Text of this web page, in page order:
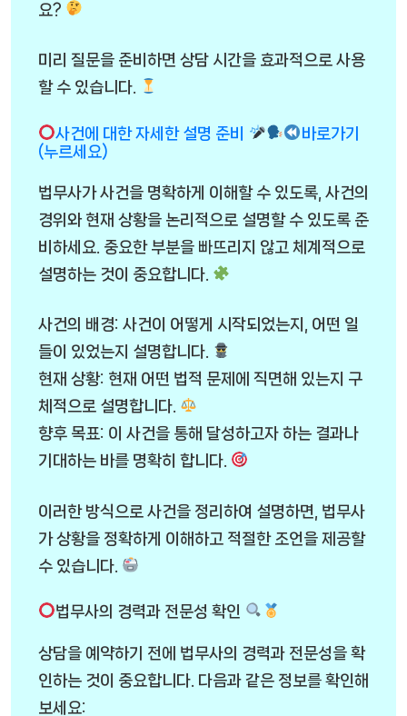
요?
미리 질문을 준비하면 상담 시간을 효과적으로 사용
할 수 있습니다.
사건에 대한 자세한 설명 준비
바로가기
(누르세요)
법무사가 사건을 명확하게 이해할 수 있도록, 사건의
경위와 현재 상황을 논리적으로 설명할 수 있도록 준
비하세요. 중요한 부분을 빠뜨리지 않고 체계적으로
설명하는 것이 중요합니다.
사건의 배경: 사건이 어떻게 시작되었는지, 어떤 일
들이 있었는지 설명합니다.
현재 상황: 현재 어떤 법적 문제에 직면해 있는지 구
체적으로 설명합니다.
향후 목표: 이 사건을 통해 달성하고자 하는 결과나
기대하는 바를 명확히 합니다.
이러한 방식으로 사건을 정리하여 설명하면, 법무사
가 상황을 정확하게 이해하고 적절한 조언을 제공할
수 있습니다.
법무사의 경력과 전문성 확인
상담을 예약하기 전에 법무사의 경력과 전문성을 확
인하는 것이 중요합니다. 다음과 같은 정보를 확인해
보세요: